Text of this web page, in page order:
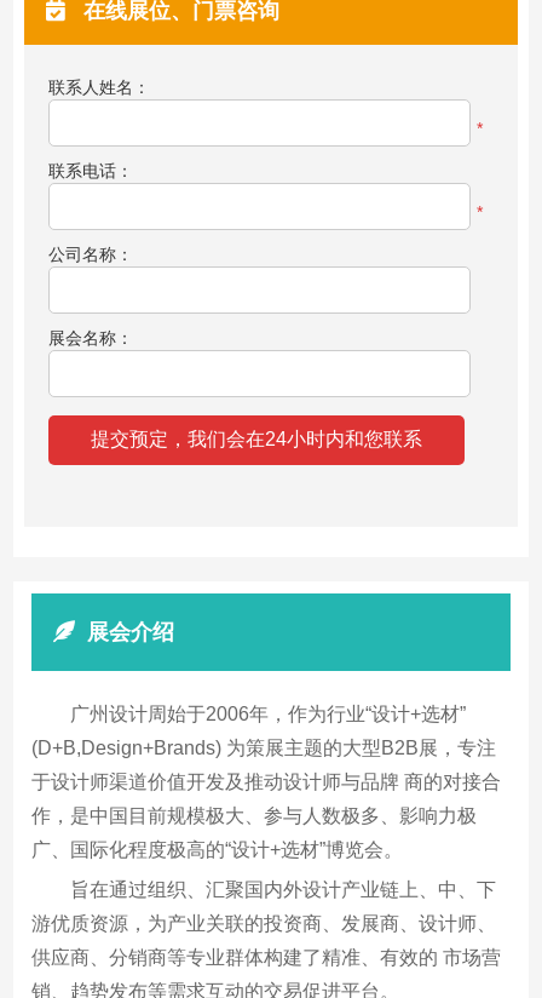
在线展位、门票咨询
联系人姓名：
*
联系电话：
*
公司名称：
展会名称：
展会介绍
广州设计周始于2006年，作为行业“设计+选材”
(D+B,Design+Brands) 为策展主题的大型B2B展，专注
于设计师渠道价值开发及推动设计师与品牌 商的对接合
作，是中国目前规模极大、参与人数极多、影响力极
广、国际化程度极高的“设计+选材”博览会。
旨在通过组织、汇聚国内外设计产业链上、中、下
游优质资源，为产业关联的投资商、发展商、设计师、
供应商、分销商等专业群体构建了精准、有效的 市场营
销、趋势发布等需求互动的交易促进平台。